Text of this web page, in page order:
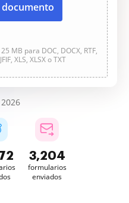
documento
MB para DOC, DOCX, RTF,
XLS, XLSX o TXT
3,205
formularios
enviados